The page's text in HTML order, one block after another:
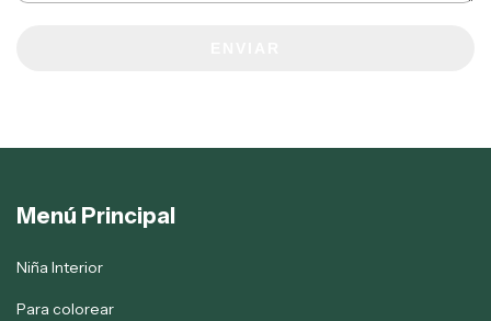
Menú Principal
Niña Interior
Para colorear